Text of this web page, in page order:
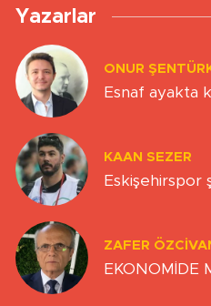
Yazarlar
ONUR
Esnaf ayakta
KAAN SEZER
Eskişehirspor
ZAFER
EKONOMİDE